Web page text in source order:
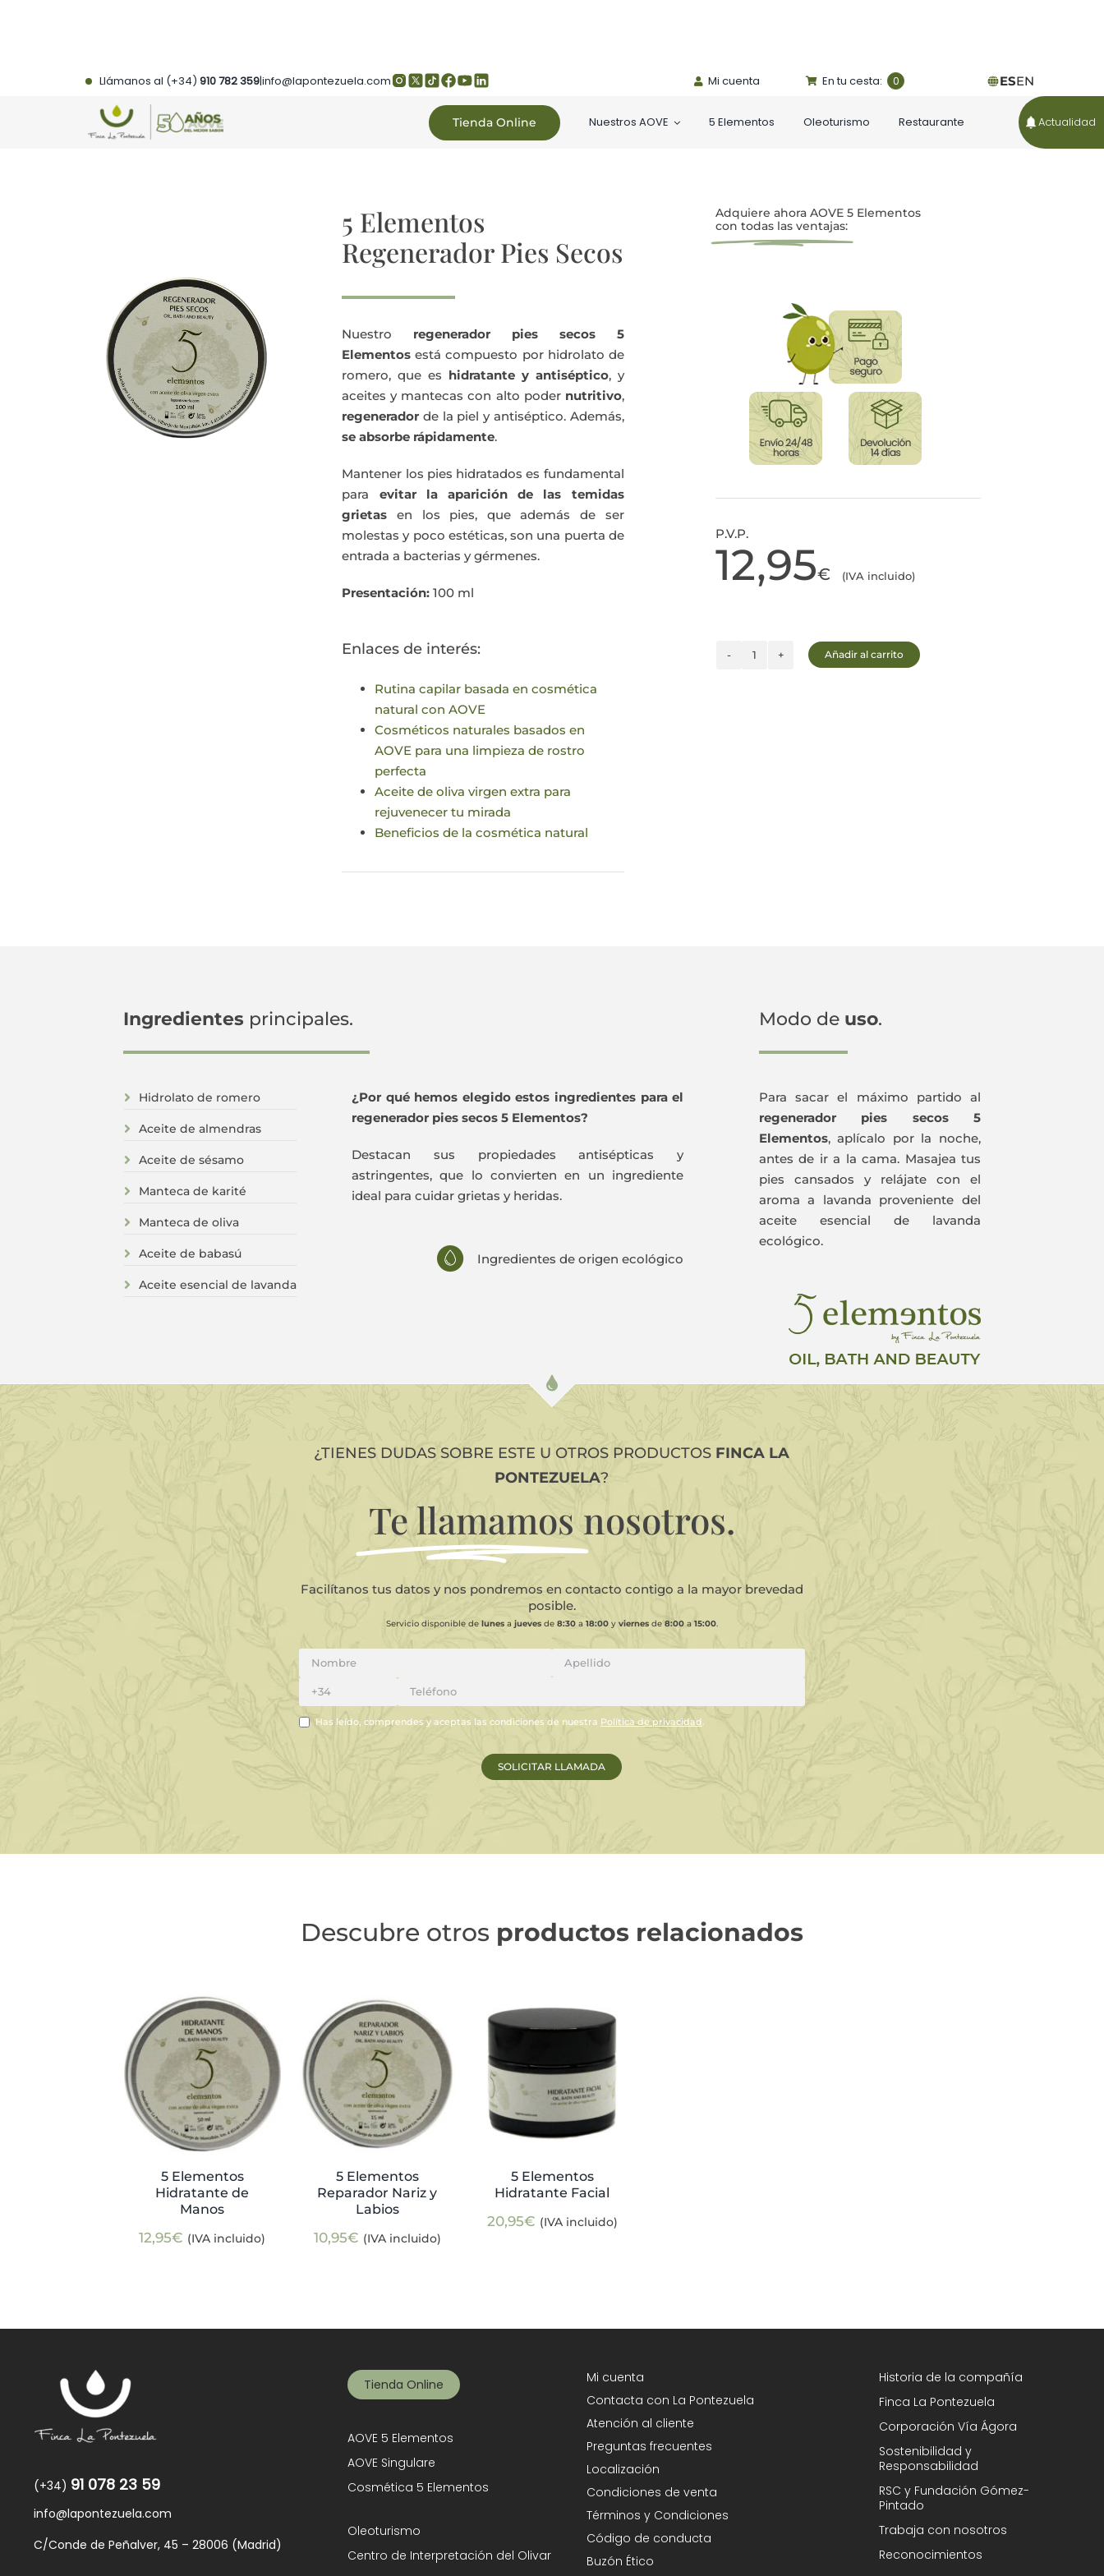
Llámanos al (+34) 910 782 359|info@lapontezuela.com Mi cuenta En tu cesta: 0 ESEN
Tienda Online Nuestros AOVE 5 Elementos Oleoturismo Restaurante Actualidad
5 Elementos
Regenerador Pies Secos
Nuestro regenerador pies secos 5
Elementos está compuesto por hidrolato de
romero, que es hidratante y antiséptico, y
aceites y mantecas con alto poder nutritivo,
regenerador de la piel y antiséptico. Además,
se absorbe rápidamente.
Mantener los pies hidratados es fundamental
para evitar la aparición de las temidas
grietas en los pies, que además de ser
molestas y poco estéticas, son una puerta de
entrada a bacterias y gérmenes.
Presentación: 100 ml
Enlaces de interés:
Rutina capilar basada en cosmética
natural con AOVE
Cosméticos naturales basados en
AOVE para una limpieza de rostro
perfecta
Aceite de oliva virgen extra para
rejuvenecer tu mirada
Beneficios de la cosmética natural
Adquiere ahora AOVE 5 Elementos
con todas las ventajas:
P.V.P.
12,95€ (IVA incluido)
5
Añadir al carrito
Ingredientes principales.
Hidrolato de romero
Aceite de almendras
Aceite de sésamo
Manteca de karité
Manteca de oliva
Aceite de babasú
Aceite esencial de lavanda
¿Por qué hemos elegido estos ingredientes para el
regenerador pies secos 5 Elementos?
Destacan sus propiedades antisépticas y
astringentes, que lo convierten en un ingrediente
ideal para cuidar grietas y heridas.
Ingredientes de origen ecológico
Modo de uso.
Para sacar el máximo partido al
regenerador pies secos 5
Elementos, aplícalo por la noche,
antes de ir a la cama. Masajea tus
pies cansados y relájate con el
aroma a lavanda proveniente del
aceite esencial de lavanda
ecológico.
¿TIENES DUDAS SOBRE ESTE U OTROS PRODUCTOS FINCA LA
PONTEZUELA?
Te llamamos nosotros.
Facilítanos tus datos y nos pondremos en contacto contigo a la mayor brevedad
posible.
Servicio disponible de lunesa juevesde 8:30a 18:00y viernesde 8:00a 15:00.
Has leído, comprendes y aceptas las condiciones de nuestra Política de privacidad.
Descubre otros productos relacionados
5 Elementos
Hidratante de
Manos
12,95€ (IVA incluido)
5 Elementos
Reparador Nariz y
Labios
10,95€ (IVA incluido)
5 Elementos
Hidratante Facial
20,95€ (IVA incluido)
(+34) 91 078 23 59
info@lapontezuela.com
C/Conde de Peñalver, 45 – 28006 (Madrid)
Tienda Online
AOVE 5 Elementos
AOVE Singulare
Cosmética 5 Elementos
Oleoturismo
Centro de Interpretación del Olivar
Mi cuenta
Contacta con La Pontezuela
Atención al cliente
Preguntas frecuentes
Localización
Condiciones de venta
Términos y Condiciones
Código de conducta
Buzón Ético
Historia de la compañía
Finca La Pontezuela
Corporación Vía Ágora
Sostenibilidad y
Responsabilidad
RSC y Fundación Gómez-
Pintado
Trabaja con nosotros
Reconocimientos